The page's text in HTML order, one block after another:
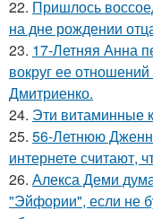
22. Пришлось
на дне рождении
23. 17-Летняя Анна
вокруг ее
Дмитриенко.
24. Эти витаминные
25. 56-Летнюю
интернете считают,
26. Алекса Деми
"Эйфории", если не